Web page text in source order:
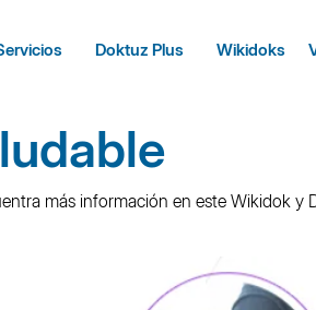
Doktuz Plus Wikidoks
más información en este Wikidok y